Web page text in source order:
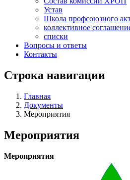
Устав
Школа профсоюзного
коллективное
списки
Вопросы и ответы
Контакты
Строка навигации
Главная
Документы
Мероприятия
Мероприятия
Мероприятия